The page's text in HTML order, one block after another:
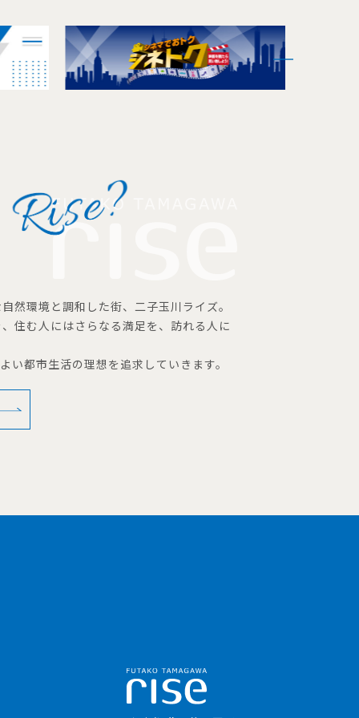
然環境と調和した街、二子玉川ライズ。
住む人にはさらなる満足を、訪れる人に
い都市生活の理想を追求していきます。